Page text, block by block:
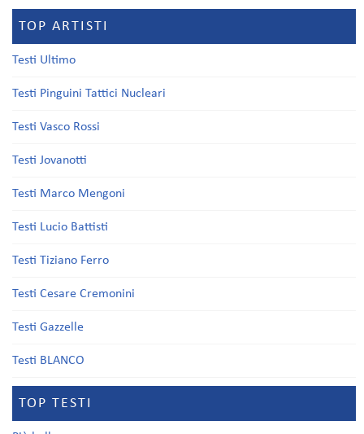
TOP ARTISTI
Testi Ultimo
Testi Pinguini Tattici Nucleari
Testi Vasco Rossi
Testi Jovanotti
Testi Marco Mengoni
Testi Lucio Battisti
Testi Tiziano Ferro
Testi Cesare Cremonini
Testi Gazzelle
Testi BLANCO
TOP TESTI